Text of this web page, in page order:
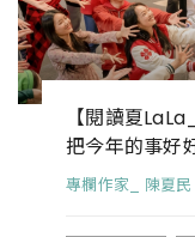
【閱讀夏
把今年的事好
專欄作家_ 陳夏